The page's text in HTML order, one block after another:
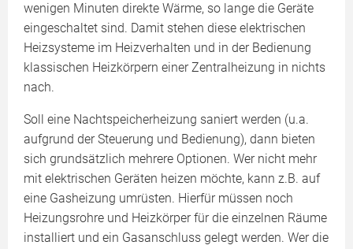
wenigen Minuten direkte Wärme, so lange die Geräte
eingeschaltet sind. Damit stehen diese elektrischen
Heizsysteme im Heizverhalten und in der Bedienung
klassischen Heizkörpern einer Zentralheizung in nichts
nach.
Soll eine Nachtspeicherheizung saniert werden (u.a.
aufgrund der Steuerung und Bedienung), dann bieten
sich grundsätzlich mehrere Optionen. Wer nicht mehr
mit elektrischen Geräten heizen möchte, kann z.B. auf
eine Gasheizung umrüsten. Hierfür müssen noch
Heizungsrohre und Heizkörper für die einzelnen Räume
installiert und ein Gasanschluss gelegt werden. Wer die